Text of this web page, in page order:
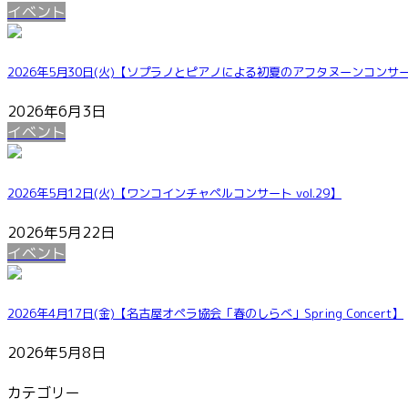
イベント
2026年5月30日(火)【ソプラノとピアノによる初夏のアフタヌーンコンサ
2026年6月3日
イベント
2026年5月12日(火)【ワンコインチャペルコンサート vol.29】
2026年5月22日
イベント
2026年4月17日(金)【名古屋オペラ協会「春のしらべ」Spring Concert】
2026年5月8日
カテゴリー